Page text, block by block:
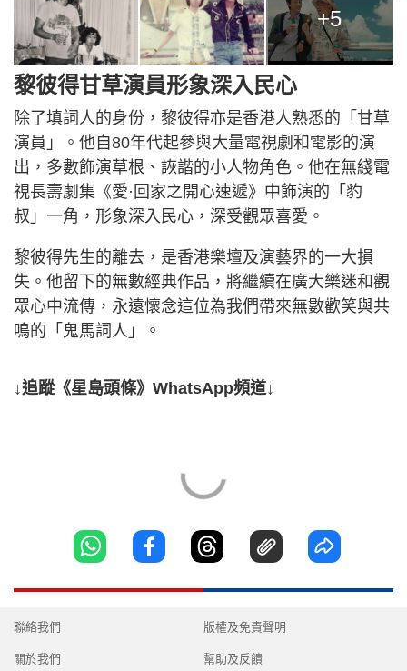
+5
黎彼得甘草演員形象深入民心
除了填詞人的身份，黎彼得亦是香港人熟悉的「甘草
演員」。他自80年代起參與大量電視劇和電影的演
出，多數飾演草根、詼諧的小人物角色。他在無綫電
視長壽劇集《愛·回家之開心速遞》中飾演的「豹
叔」一角，形象深入民心，深受觀眾喜愛。
黎彼得先生的離去，是香港樂壇及演藝界的一大損
失。他留下的無數經典作品，將繼續在廣大樂迷和觀
眾心中流傳，永遠懷念這位為我們帶來無數歡笑與共
鳴的「鬼馬詞人」。
↓追蹤《星島頭條》WhatsApp頻道↓
聯絡我們
關於我們
版權及免責聲明
幫助及反饋